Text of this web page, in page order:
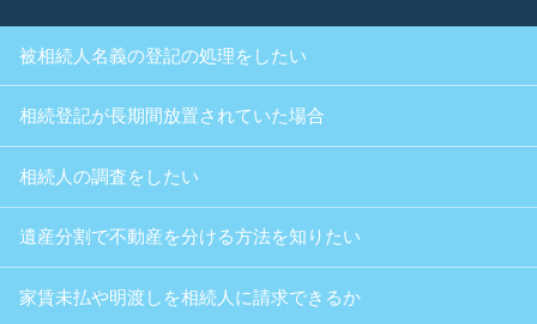
被相続人名義の登記の処理をしたい
相続登記が長期間放置されていた場合
相続人の調査をしたい
遺産分割で不動産を分ける方法を知りたい
家賃未払や明渡しを相続人に請求できるか